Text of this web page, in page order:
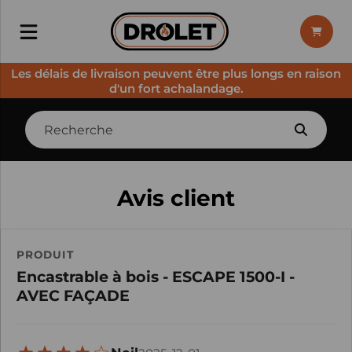
Les délais de livraison peuvent être plus longs en raison
d'un fort achalandage.
Avis client
PRODUIT
Encastrable à bois - ESCAPE 1500-I -
AVEC FAÇADE